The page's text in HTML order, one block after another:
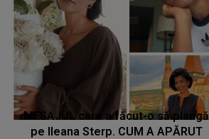
MESAJUL care a făcut-o să plângă
pe Ileana Sterp. CUM A APĂRUT